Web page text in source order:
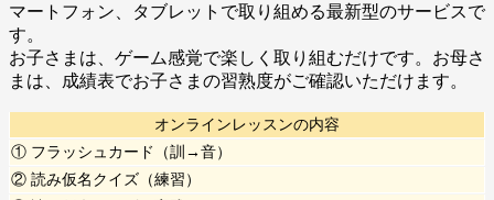
マートフォン、タブレットで取り組める最新型のサービスで
す。
お子さまは、ゲーム感覚で楽しく取り組むだけです。お母さ
まは、成績表でお子さまの習熟度がご確認いただけます。
オンラインレッスンの内容
① フラッシュカード（訓→音）
② 読み仮名クイズ（練習）